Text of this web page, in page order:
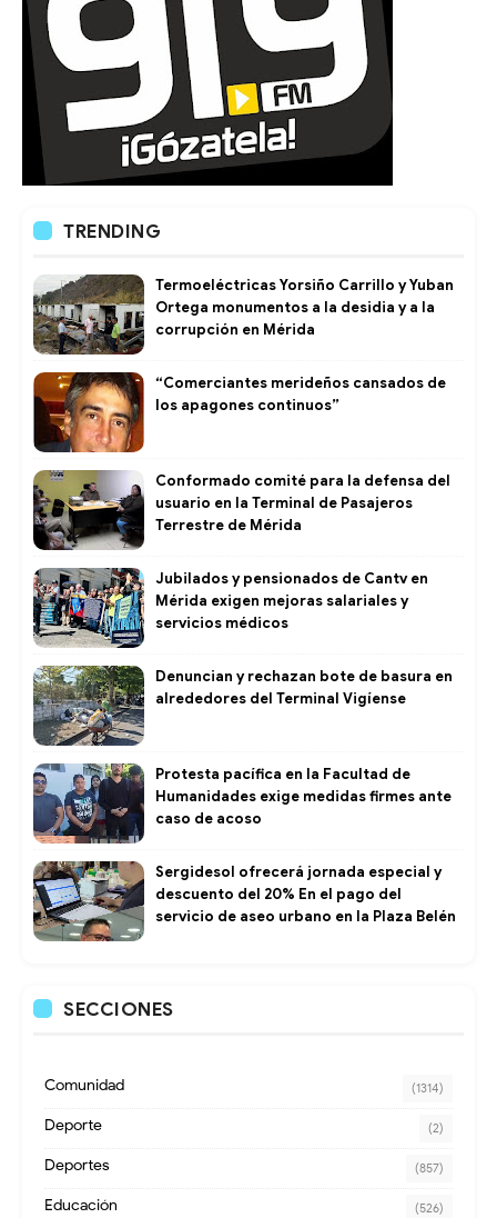
TRENDING
Termoeléctricas Yorsiño Carrillo y Yuban
Ortega monumentos a la desidia y a la
corrupción en Mérida
“Comerciantes merideños cansados de
los apagones continuos”
Conformado comité para la defensa del
usuario en la Terminal de Pasajeros
Terrestre de Mérida
Jubilados y pensionados de Cantv en
Mérida exigen mejoras salariales y
servicios médicos
Denuncian y rechazan bote de basura en
alrededores del Terminal Vigíense
Protesta pacífica en la Facultad de
Humanidades exige medidas firmes ante
caso de acoso
Sergidesol ofrecerá jornada especial y
descuento del 20% En el pago del
servicio de aseo urbano en la Plaza Belén
SECCIONES
Comunidad (1314)
Deporte (2)
Deportes (857)
Educación (526)